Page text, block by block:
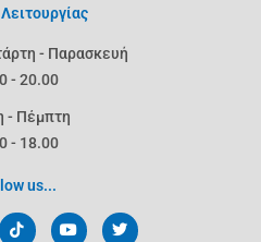
- Παρασκευή
- 20.00
- Πέμπτη
- 18.00
us...